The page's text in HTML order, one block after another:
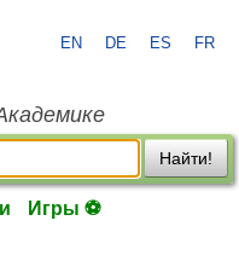
EN DE ES FR
Найти!
Игры ⚽